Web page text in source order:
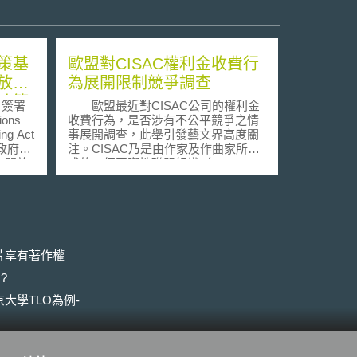
基
與
策
署
Act
府政
放
一
政府
法
）與
具體
歐盟對CISAC權利金收費行
為展開限制競爭調查
歐盟最近對CISAC公司的權利金
收費行為，是否涉有不公平競爭之情
事展開調查，此舉引發藝文界高度關
注。CISAC乃是由作家及作曲家所組
成的一個國際性聯盟組織（
International Confederation of
權的行為，已構成違反歐盟競爭法第
81條。此外，執委會也表示，CISCA
團可為會員收取權利金的約款，將迫
享有著作權
大學TLO為例-